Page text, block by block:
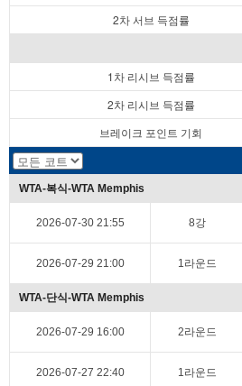
2차 서브 득점률
1차 리시브 득점률
2차 리시브 득점률
브레이크 포인트 기회
WTA-복식-WTA Memphis
2026-07-30 21:55 8강
2026-07-29 21:00 1라운드
WTA-단식-WTA Memphis
2026-07-29 16:00 2라운드
2026-07-27 22:40 1라운드